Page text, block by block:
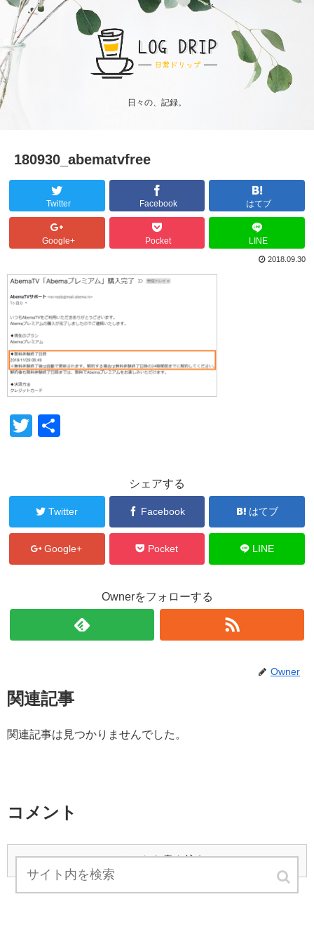
日々の、記録。
180930_abematvfree
Twitter Facebook はてブ
Google+ Pocket LINE
2018.09.30
T
er
シェアする
Twitter Facebook はてブ
Google+ Pocket LINE
Ownerをフォローする
Owner
関連記事
関連記事は見つかりませんでした。
コメント
コメントを書き込む